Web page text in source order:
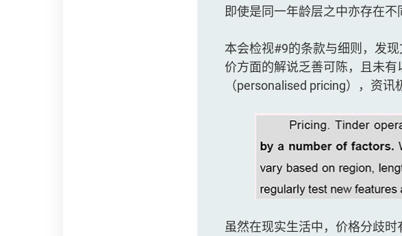
即使是同一年龄层之中亦存在不
本会检视#9的条款与细则，发
价方面的解说乏善可陈，且未
（personalised pricing），资讯
虽然在现实生活中，价格分歧